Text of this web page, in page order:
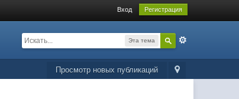
Вход Регистрация
Эта тема
Просмотр новых публикаций